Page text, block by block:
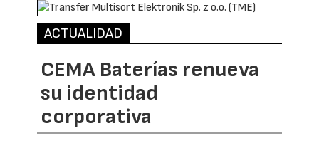
ACTUALIDAD
CEMA Baterías renueva
su identidad
corporativa